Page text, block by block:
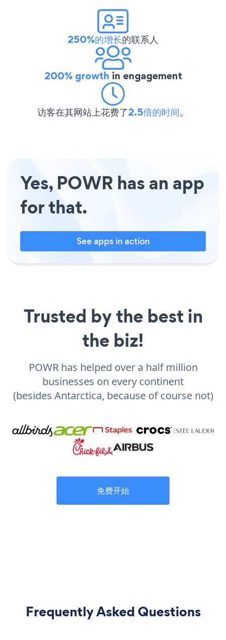
250%的增长的联系人
200% growth in engagement
访客在其网站上花费了2.5倍的时间。
Yes, POWR has an app
for that.
See apps in action
Trusted by the best in
the biz!
POWR has helped over a half million
businesses on every continent
(besides Antarctica, because of course not)
免费开始
Frequently Asked Questions